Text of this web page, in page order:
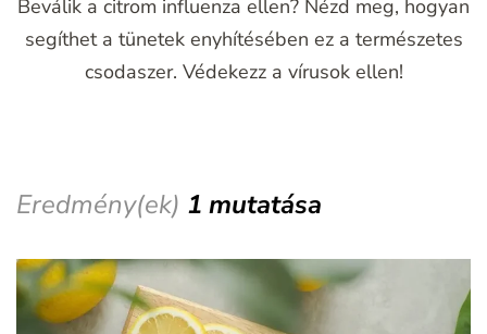
Beválik a citrom influenza ellen? Nézd meg, hogyan
segíthet a tünetek enyhítésében ez a természetes
csodaszer. Védekezz a vírusok ellen!
Eredmény(ek) 1 mutatása